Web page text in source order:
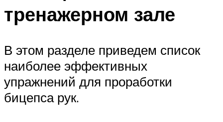
тренажерном зале
В этом разделе приведем список
наиболее эффективных
упражнений для проработки
бицепса рук.